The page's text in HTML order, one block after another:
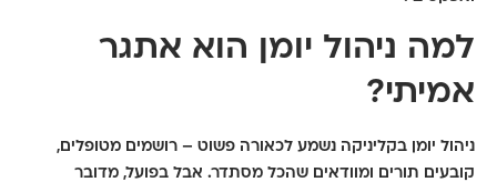
למה ניהול יומן הוא אתגר
אמיתי?
ניהול יומן בקליניקה נשמע לכאורה פשוט – רושמים מטופלים,
קובעים תורים ומוודאים שהכל מסתדר. אבל בפועל, מדובר